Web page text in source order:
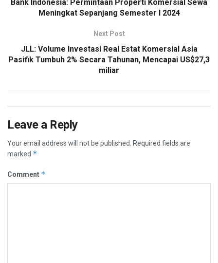
Bank Indonesia: Permintaan Properti Komersial Sewa
Meningkat Sepanjang Semester I 2024
Next Post
JLL: Volume Investasi Real Estat Komersial Asia
Pasifik Tumbuh 2% Secara Tahunan, Mencapai US$27,3
miliar
Leave a Reply
Your email address will not be published.
Required fields are
marked *
Comment *